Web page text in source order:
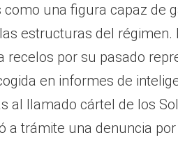
como una figura capaz de
estructuras del régimen.
recelos por su pasado
en informes de
al llamado cártel de los
a trámite una denuncia